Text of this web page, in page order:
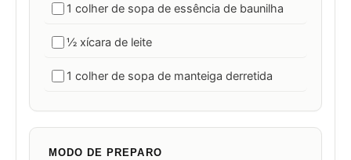
1 colher de sopa de essência de baunilha
½ xícara de leite
1 colher de sopa de manteiga derretida
MODO DE PREPARO